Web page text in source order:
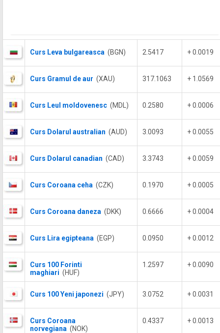
Curs Leva bulgareasca (BGN) 2.5417 + 0.0019
Curs Gramul de aur (XAU) 317.1063 + 1.0569
Curs Leul moldovenesc (MDL) 0.2580 + 0.0006
Curs Dolarul australian (AUD) 3.0093 + 0.0055
Curs Dolarul canadian (CAD) 3.3743 + 0.0059
Curs Coroana ceha (CZK) 0.1970 + 0.0005
Curs Coroana daneza (DKK) 0.6666 + 0.0004
Curs Lira egipteana (EGP) 0.0950 + 0.0012
Curs 100 Forinti
maghiari (HUF)
1.2597 + 0.0090
Curs 100 Yeni japonezi (JPY) 3.0752 + 0.0031
Curs Coroana
norvegiana (NOK)
0.4337 + 0.0013